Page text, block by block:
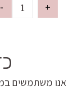
- +
אנו משתמשים